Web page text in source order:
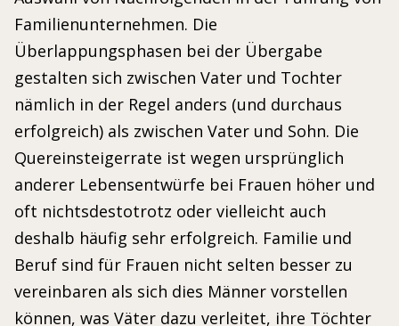
Familienunternehmen. Die
Überlappungsphasen bei der Übergabe
gestalten sich zwischen Vater und Tochter
nämlich in der Regel anders (und durchaus
erfolgreich) als zwischen Vater und Sohn. Die
Quereinsteigerrate ist wegen ursprünglich
anderer Lebensentwürfe bei Frauen höher und
oft nichtsdestotrotz oder vielleicht auch
deshalb häufig sehr erfolgreich. Familie und
Beruf sind für Frauen nicht selten besser zu
vereinbaren als sich dies Männer vorstellen
können, was Väter dazu verleitet, ihre Töchter